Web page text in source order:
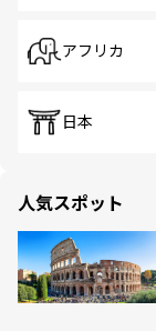
アフリカ
日本
人気スポット